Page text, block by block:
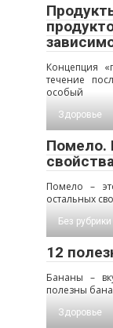
Концепция
течение
особый
Здоровье
Помело.
Помело –
остальных
Без рубрики
12
Бананы –
полезны
Здоровье